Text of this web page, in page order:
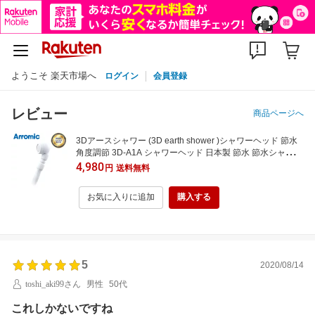
ようこそ 楽天市場へ ログイン 会員登録
レビュー 商品ページへ
3Dアースシャワー (3D earth shower )シャワーヘッド 節水
角度調節 3D-A1A シャワーヘッド 日本製 節水 節水シャワー
アラミック Arromic 【送料無料】
4,980円 送料無料
お気に入りに追加 購入する
5
2020/08/14
toshi_aki99さん
男性 50代
これしかないですね